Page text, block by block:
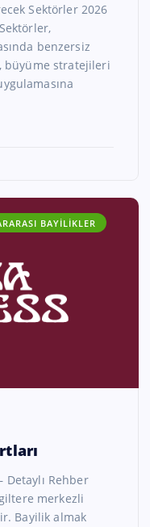
Sektörler 2026
benzersiz
büyüme stratejileri
BAYILIKLER
Detaylı Rehber
merkezli
Bayilik almak